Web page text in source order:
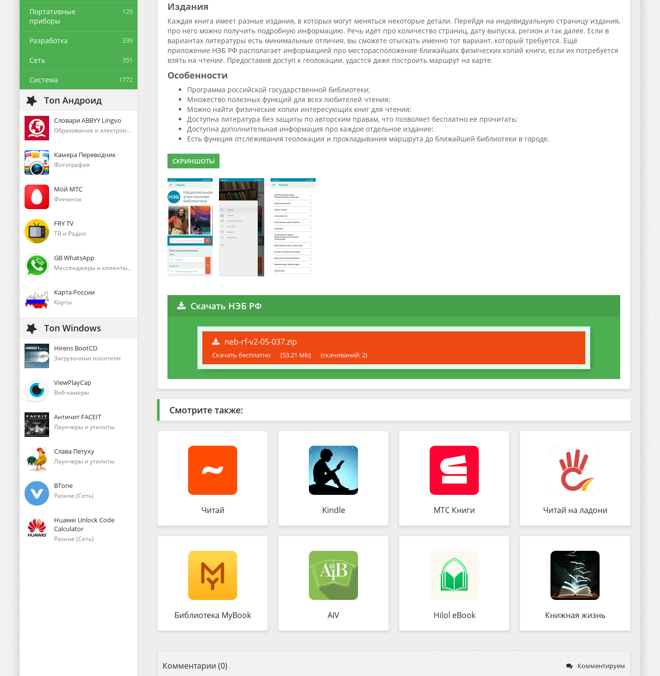
Портативные
приборы
129
Разработка 339
Сеть 351
Система 1772
Топ Андроид
Словари ABBYY Lingvo
Образование и электронные книги
Камера Переводчик
Фотография
Мой МТС
Финансы
FRY TV
ТВ и Радио
GB WhatsApp
Мессенджеры и клиенты голосового общения
Карта России
Карты
Топ Windows
Hirens BootCD
Загрузочные носители
ViewPlayCap
Веб-камеры
Античит FACEIT
Лаунчеры и утилиты
Слава Петуху
Лаунчеры и утилиты
ВТопе
Разное (Сеть)
Huawei Unlock Code
Calculator
Разное (Сеть)
Издания
Каждая книга имеет разные издания, в которых могут меняться некоторые детали. Перейдя на индивидуальную страницу издания,
про него можно получить подробную информацию. Речь идёт про количество страниц, дату выпуска, регион и так далее. Если в
вариантах литературы есть минимальные отличия, вы сможете отыскать именно тот вариант, который требуется. Ещё
приложение НЭБ РФ располагает информацией про месторасположение ближайших физических копий книги, если их потребуется
взять на чтение. Предоставив доступ к геолокации, удастся даже построить маршрут на карте.
Особенности
Программа российской государственной библиотеки;
Множество полезных функций для всех любителей чтения;
Можно найти физические копии интересующих книг для чтения;
Доступна литература без защиты по авторским правам, что позволяет бесплатно её прочитать;
Доступна дополнительная информация про каждое отдельное издание;
Есть функция отслеживания геолокации и прокладывания маршрута до ближайшей библиотеки в городе.
СКРИНШОТЫ
Скачать НЭБ РФ
neb-rf-v2-05-037.zip
Скачать бесплатно [53.21 Mb] (cкачиваний: 2)
Смотрите также:
Читай Kindle МТС Книги Читай на ладони
Библиотека MyBook AIV Hilol eBook Книжная жизнь
Комментарии (0) Комментируем